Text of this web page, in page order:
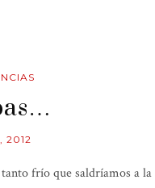
2012
tanto frío que saldríamos a la